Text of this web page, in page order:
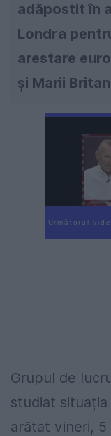
adăpostit în
Londra
arestare
și Marii
Următorul
Grupul de
studiat situația
arătat vineri,